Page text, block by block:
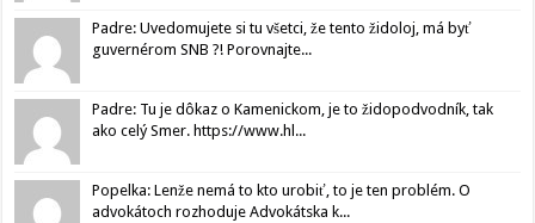
Padre: Uvedomujete si tu všetci, že tento židoloj, má byť
guvernérom SNB ?! Porovnajte...
Padre: Tu je dôkaz o Kamenickom, je to židopodvodník, tak
ako celý Smer. https://www.hl...
Popelka: Lenže nemá to kto urobiť, to je ten problém. O
advokátoch rozhoduje Advokátska k...